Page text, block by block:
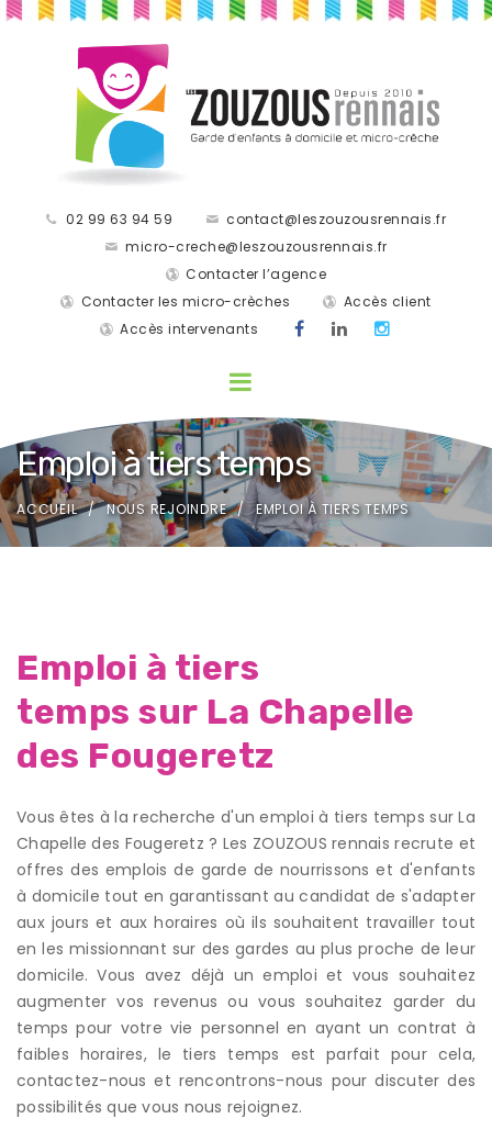
02 99 63 94 59
contact@leszouzousrennais.fr
micro-creche@leszouzousrennais.fr
Contacter l’agence
Contacter les micro-crèches
Accès client
Accès intervenants
Emploi à tiers temps
ACCUEIL NOUS REJOINDRE EMPLOI À TIERS TEMPS
Emploi à tiers
temps sur La Chapelle
des Fougeretz
Vous êtes à la recherche d'un emploi à tiers temps sur La
Chapelle des Fougeretz ? Les ZOUZOUS rennais recrute et
offres des emplois de garde de nourrissons et d'enfants
à domicile tout en garantissant au candidat de s'adapter
aux jours et aux horaires où ils souhaitent travailler tout
en les missionnant sur des gardes au plus proche de leur
domicile. Vous avez déjà un emploi et vous souhaitez
augmenter vos revenus ou vous souhaitez garder du
temps pour votre vie personnel en ayant un contrat à
faibles horaires, le tiers temps est parfait pour cela,
contactez-nous et rencontrons-nous pour discuter des
possibilités que vous nous rejoignez.